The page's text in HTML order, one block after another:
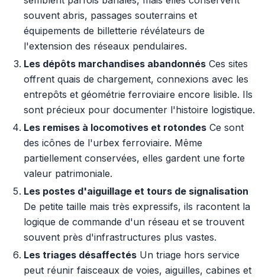
souvent abris, passages souterrains et
équipements de billetterie révélateurs de
l'extension des réseaux pendulaires.
Les dépôts marchandises abandonnés Ces sites
offrent quais de chargement, connexions avec les
entrepôts et géométrie ferroviaire encore lisible. Ils
sont précieux pour documenter l'histoire logistique.
Les remises à locomotives et rotondes Ce sont
des icônes de l'urbex ferroviaire. Même
partiellement conservées, elles gardent une forte
valeur patrimoniale.
Les postes d'aiguillage et tours de signalisation
De petite taille mais très expressifs, ils racontent la
logique de commande d'un réseau et se trouvent
souvent près d'infrastructures plus vastes.
Les triages désaffectés Un triage hors service
peut réunir faisceaux de voies, aiguilles, cabines et